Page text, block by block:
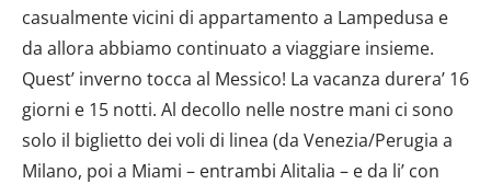
casualmente vicini di appartamento a Lampedusa e
da allora abbiamo continuato a viaggiare insieme.
Quest’ inverno tocca al Messico! La vacanza durera’ 16
giorni e 15 notti. Al decollo nelle nostre mani ci sono
solo il biglietto dei voli di linea (da Venezia/Perugia a
Milano, poi a Miami – entrambi Alitalia – e da li’ con